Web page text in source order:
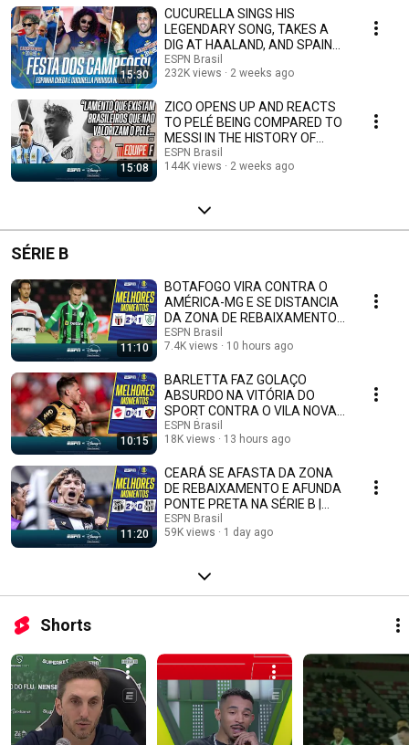
15:30
CUCURELLA SINGS HIS
LEGENDARY SONG, TAKES A
DIG AT HAALAND, AND SPAIN
CELEBRATES WITH AN INSANE
P...
ESPN Brasil
232K views
2 weeks ago
15:08
ZICO OPENS UP AND REACTS
TO PELÉ BEING COMPARED TO
MESSI IN THE HISTORY OF
FOOTBALL AND THE WORLD...
ESPN Brasil
144K views
2 weeks ago
SÉRIE B
11:10
BOTAFOGO VIRA CONTRA O
AMÉRICA-MG E SE DISTANCIA
DA ZONA DE REBAIXAMENTO |
MELHORES MOMENTOS
ESPN Brasil
7.4K views
10 hours ago
10:15
BARLETTA FAZ GOLAÇO
ABSURDO NA VITÓRIA DO
SPORT CONTRA O VILA NOVA
NA SÉRIE B | MELHORES
MOMENTOS
ESPN Brasil
18K views
13 hours ago
11:20
CEARÁ SE AFASTA DA ZONA
DE REBAIXAMENTO E AFUNDA
PONTE PRETA NA SÉRIE B |
MELHORES MOMENTOS
ESPN Brasil
59K views
1 day ago
Shorts